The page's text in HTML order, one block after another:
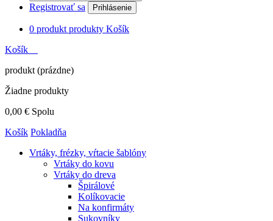
Registrovať sa Prihlásenie
0 produkt produkty Košík
Košík
produkt (prázdne)
Žiadne produkty
0,00 € Spolu
Košík Pokladňa
Vrtáky, frézky, vŕtacie šablóny
Vrtáky do kovu
Vrtáky do dreva
Špirálové
Kolíkovacie
Na konfirmáty
Sukovníky